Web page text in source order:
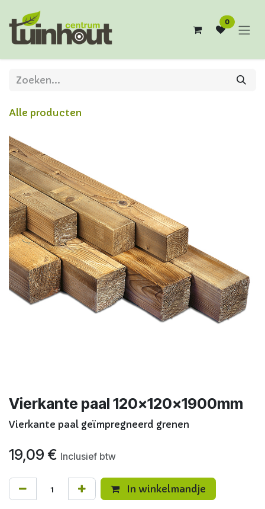
0
Alle producten
Vierkante paal 120x120x1900mm
Vierkante paal geïmpregneerd grenen
19,09 € Inclusief btw
In winkelmandje